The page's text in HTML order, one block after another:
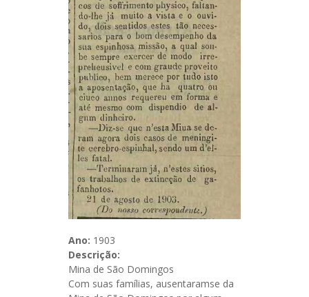
Ano: 1903
Descrição:
Mina de São Domingos
Com suas famílias, ausentaramse da